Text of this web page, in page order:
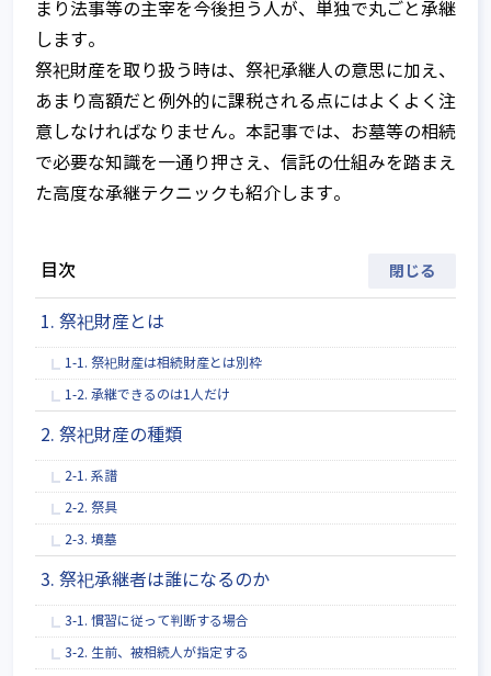
まり法事等の主宰を今後担う人が、単独で丸ごと承継
します。
祭祀財産を取り扱う時は、祭祀承継人の意思に加え、
あまり高額だと例外的に課税される点にはよくよく注
意しなければなりません。本記事では、お墓等の相続
で必要な知識を一通り押さえ、信託の仕組みを踏まえ
た高度な承継テクニックも紹介します。
目次
1. 祭祀財産とは
1-1. 祭祀財産は相続財産とは別枠
1-2. 承継できるのは1人だけ
2. 祭祀財産の種類
2-1. 系譜
2-2. 祭具
2-3. 墳墓
3. 祭祀承継者は誰になるのか
3-1. 慣習に従って判断する場合
3-2. 生前、被相続人が指定する